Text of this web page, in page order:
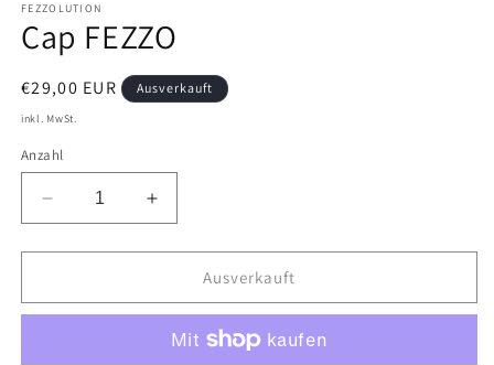
in
Modal
öffnen
FEZZOLUTION
Cap FEZZO
Normaler
Preis
€29,00 EUR Ausverkauft
inkl. MwSt.
Anzahl
Verringere
die
Menge
Cap
Erhöhe
die
Menge
Cap
Ausverkauft